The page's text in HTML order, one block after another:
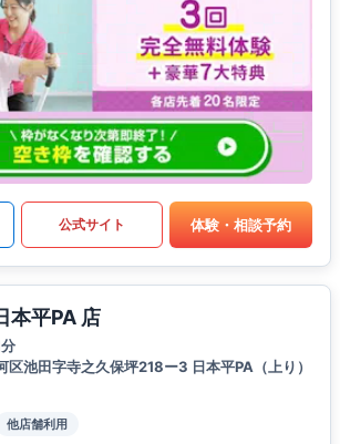
公式サイト 体験・相談予約
本平PA 店
区池田字寺之久保坪218ー3 日本平PA（上り）
他店舗利用